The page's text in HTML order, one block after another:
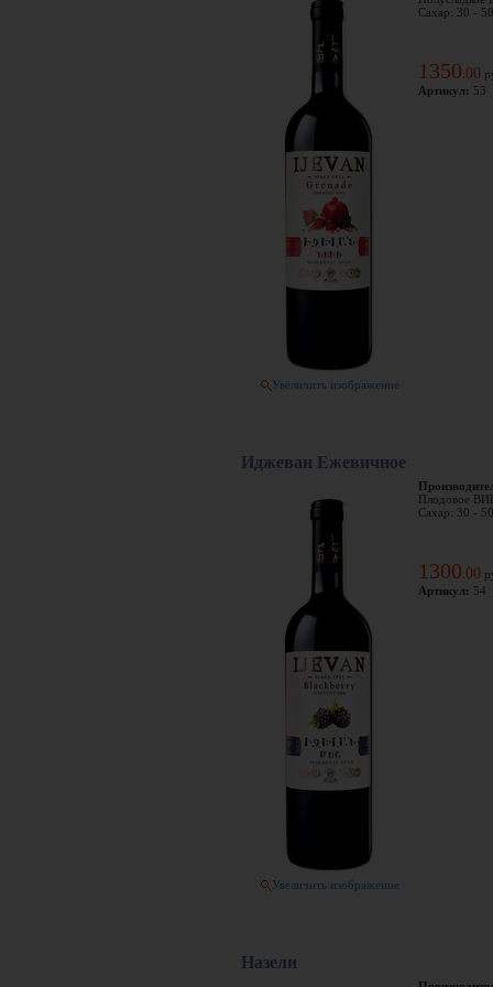
Увеличить изображение
Сахар: 30 -
1350 00
Артикул: 53
Иджеван Ежевичное
Увеличить изображение
Плодовое
Сахар: 30 -
1300 00
Артикул: 54
Назели